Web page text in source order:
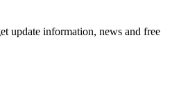
update information, news and free